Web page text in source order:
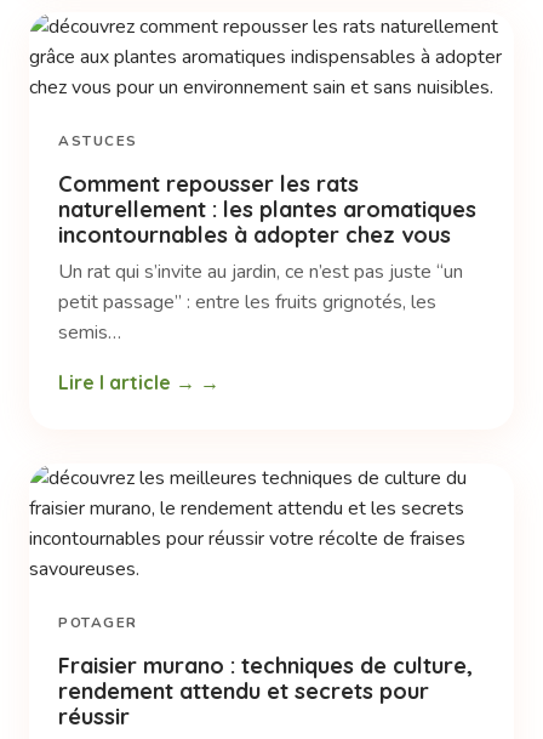
ASTUCES
Comment repousser les rats
naturellement : les plantes aromatiques
incontournables à adopter chez vous
Un rat qui s’invite au jardin, ce n’est pas juste “un
petit passage” : entre les fruits grignotés, les
semis…
Lire l article →
POTAGER
Fraisier murano : techniques de culture,
rendement attendu et secrets pour
réussir